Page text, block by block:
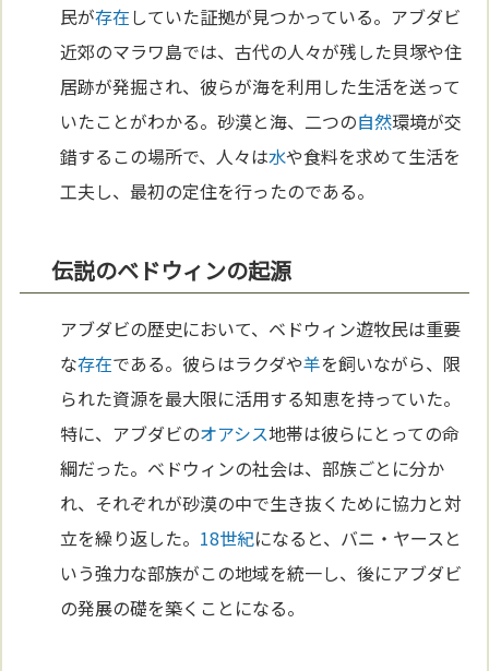
民が存在していた証拠が見つかっている。アブダビ
近郊のマラワ島では、古代の人々が残した貝塚や住
居跡が発掘され、彼らが海を利用した生活を送って
いたことがわかる。砂漠と海、二つの自然環境が交
錯するこの場所で、人々は水や食料を求めて生活を
工夫し、最初の定住を行ったのである。
伝説のベドウィンの起源
アブダビの歴史において、ベドウィン遊牧民は重要
な存在である。彼らはラクダや羊を飼いながら、限
られた資源を最大限に活用する知恵を持っていた。
特に、アブダビのオアシス地帯は彼らにとっての命
綱だった。ベドウィンの社会は、部族ごとに分か
れ、それぞれが砂漠の中で生き抜くために協力と対
立を繰り返した。 18世紀になると、バニ・ヤースと
いう強力な部族がこの地域を統一し、後にアブダビ
の発展の礎を築くことになる。